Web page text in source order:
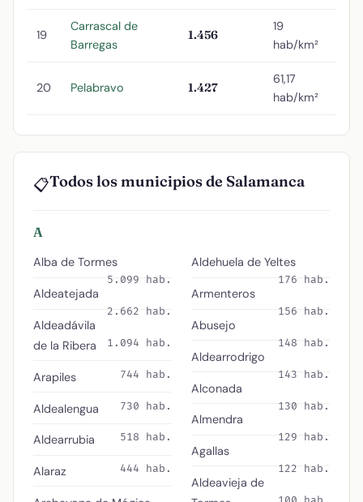
19
Carrascal de
Barregas
1.456
19
hab/km²
20 Pelabravo 1.427
61,17
hab/km²
📋Todos los municipios de Salamanca
A
Alba de Tormes
5.099 hab.
Aldeatejada
2.662 hab.
Aldeadávila
de la Ribera
1.094 hab.
Arapiles 744 hab.
Aldealengua 730 hab.
Aldearrubia 518 hab.
Alaraz 444 hab.
Aldehuela de Yeltes
176 hab.
Armenteros
156 hab.
Abusejo
148 hab.
Aldearrodrigo
143 hab.
Alconada
130 hab.
Almendra
129 hab.
Agallas
122 hab.
Aldeavieja de